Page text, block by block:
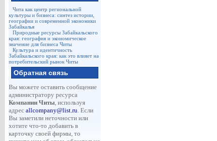
Чита как центр региональной
культуры и бизнеса: синтез истории,
географии и современной экономики
Забайкалья
Природные ресурсы Забайкальского
края: география и экономическое
значение для бизнеса Читы
Культура и идентичность
Забайкальского края: как это влияет на
потребительский рынок Читы
Обратная связь
Вы можете оставить сообщение
администратору ресурса
Компании Читы, используя
адрес allcompany@list.ru. Если
Вы заметили неточности или
хотите что-то добавить в
карточку своей фирмы, то